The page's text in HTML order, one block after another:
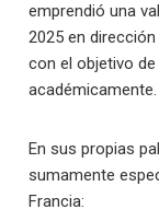
emprendió una
2025 en
con el objetivo
académicamente.
En sus propias
sumamente
Francia: